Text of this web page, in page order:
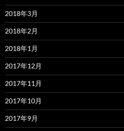
2018年3月
2018年2月
2018年1月
2017年12月
2017年11月
2017年10月
2017年9月